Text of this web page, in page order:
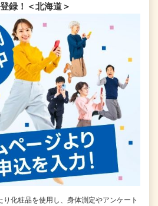
録！＜北海道＞
り化粧品を使用し、身体測定やアンケート